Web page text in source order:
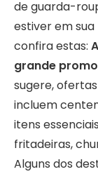
de guarda-
estiver em
confira estas:
grande
sugere,
incluem
itens
fritadeiras,
Alguns dos